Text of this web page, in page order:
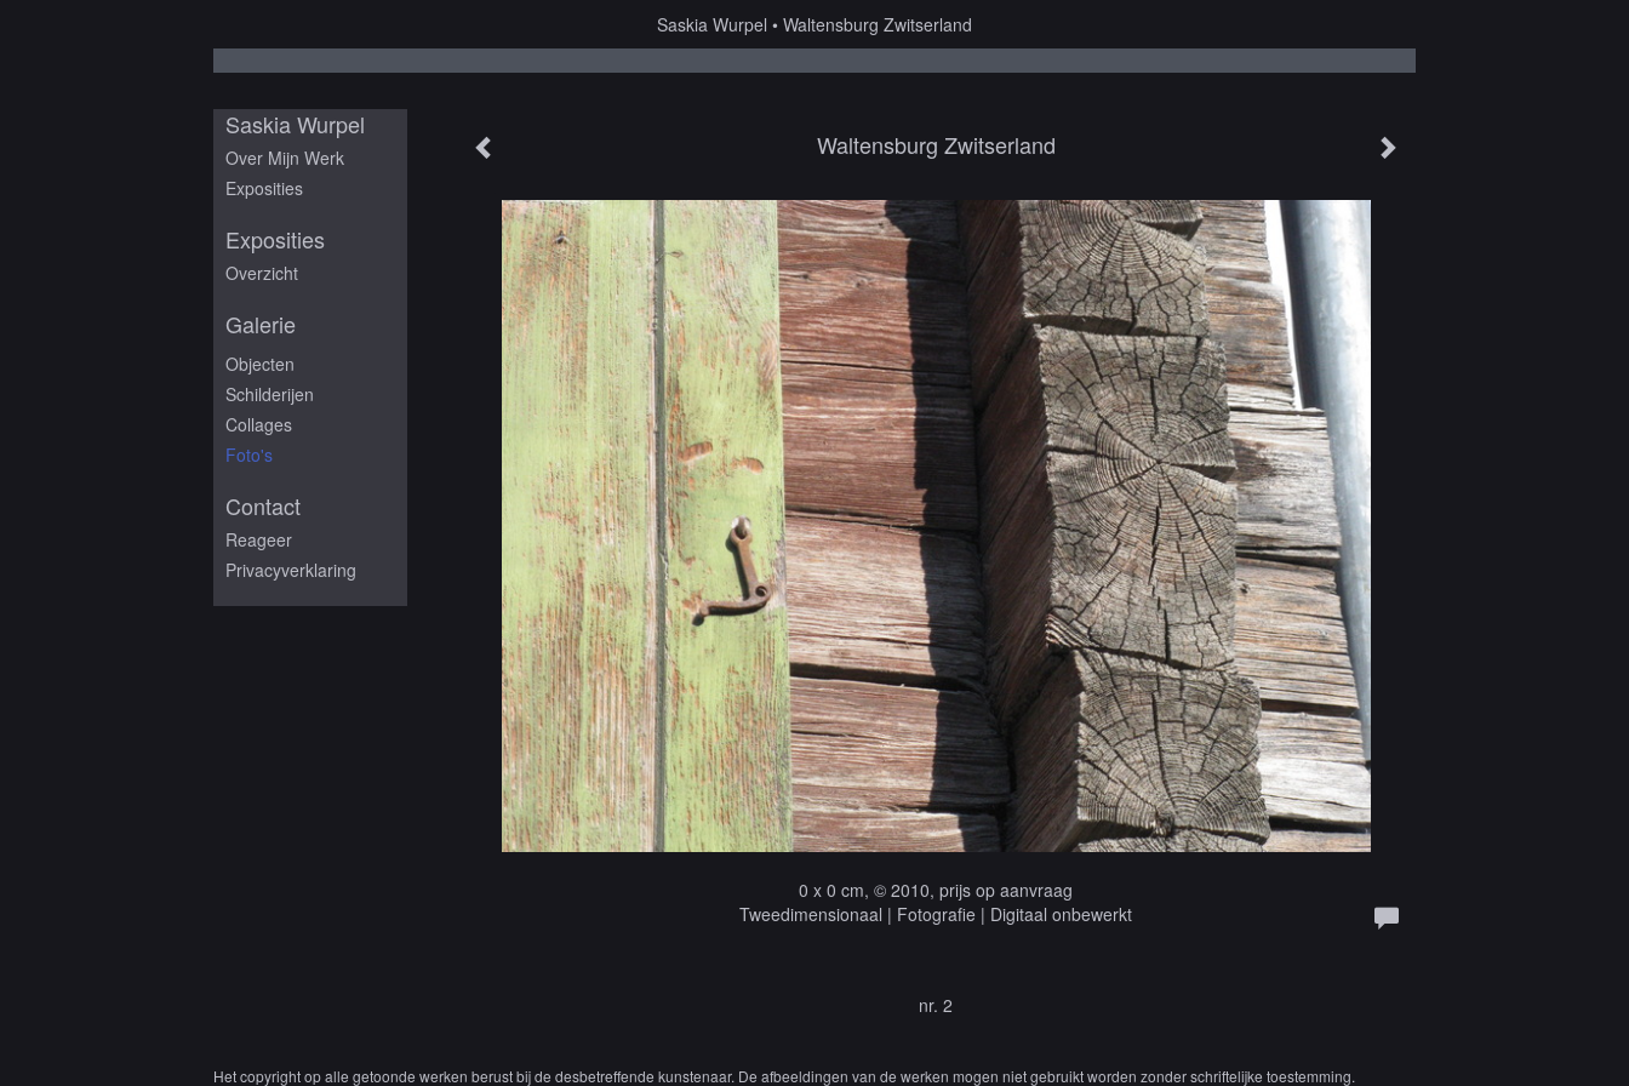
Saskia Wurpel Waltensburg Zwitserland
Waltensburg Zwitserland
0 x 0 cm, © 2010, prijs op aanvraag
Tweedimensionaal | Fotografie | Digitaal onbewerkt
nr. 2
Saskia Wurpel
Over Mijn Werk
Exposities
Exposities
Overzicht
Galerie
Objecten
Schilderijen
Collages
Foto's
Contact
Reageer
Privacyverklaring
Het copyright op alle getoonde werken berust bij de desbetreffende kunstenaar. De afbeeldingen van de werken mogen niet gebruikt worden zonder schriftelijke toestemming.